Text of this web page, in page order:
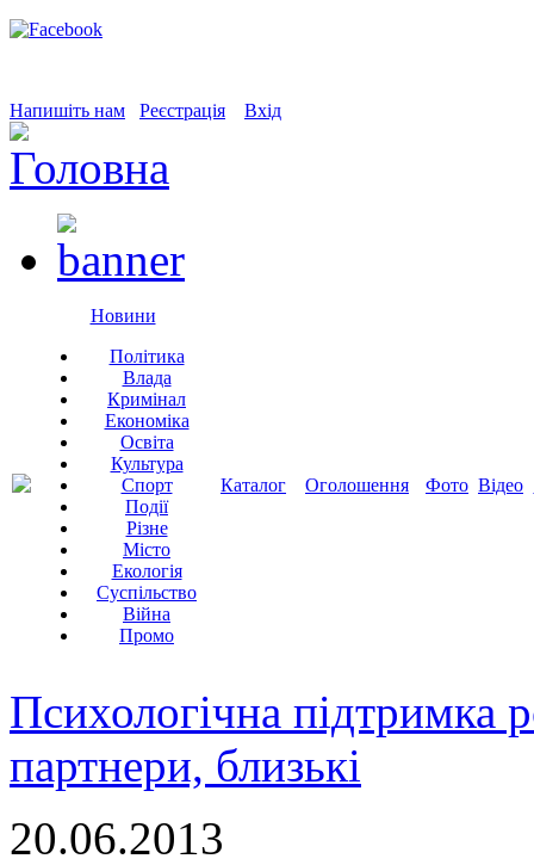
Напишіть нам Реєстрація Вхід
Новини
Політика
Влада
Кримінал
Економіка
Освіта
Культура
Спорт
Події
Різне
Місто
Екологія
Суспільство
Війна
Промо
Каталог Оголошення Фото Відео
Психологічна підтримка
партнери, близькі
20.06.2013